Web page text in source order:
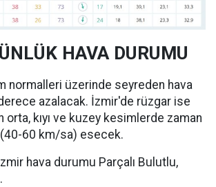
HAVA DURUMU
normalleri üzerinde seyreden hava
derece azalacak. İzmir'de rüzgar ise
orta, kıyı ve kuzey kesimlerde zaman
60 km/sa) esecek.
hava durumu Parçalı Bulutlu,